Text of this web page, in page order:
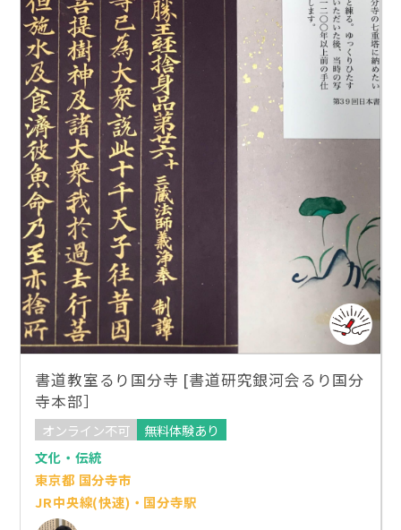
書道教室るり国分寺 [書道研究銀河会るり国分
寺本部］
オンライン不可
無料体験あり
文化・伝統
東京都 国分寺市
JR中央線(快速)・国分寺駅